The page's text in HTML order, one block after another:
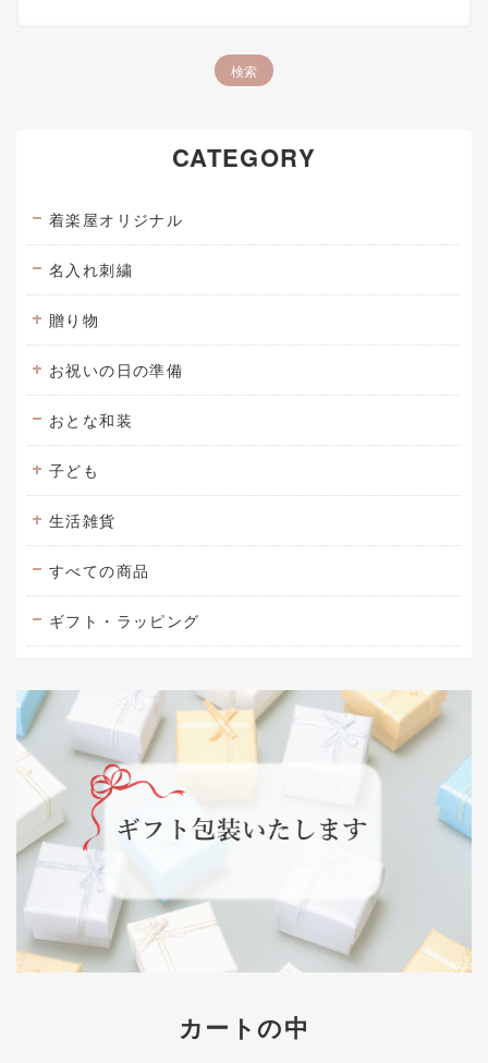
CATEGORY
着楽屋オリジナル
名入れ刺繍
贈り物
お祝いの日の準備
おとな和装
子ども
生活雑貨
すべての商品
ギフト・ラッピング
カートの中